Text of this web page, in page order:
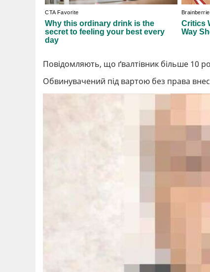
Повідомляють, що ґвалтівник більше 10
Обвинувачений під вартою без права